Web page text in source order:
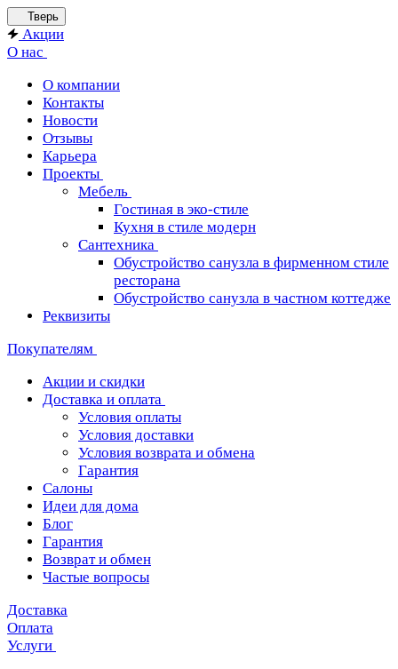
Тверь
Акции
О нас
О компании
Контакты
Новости
Отзывы
Карьера
Проекты
Мебель
Гостиная в эко-стиле
Кухня в стиле модерн
Сантехника
Обустройство санузла в фирменном стиле
ресторана
Обустройство санузла в частном коттедже
Реквизиты
Покупателям
Акции и скидки
Доставка и оплата
Условия оплаты
Условия доставки
Условия возврата и обмена
Гарантия
Салоны
Идеи для дома
Блог
Гарантия
Возврат и обмен
Частые вопросы
Доставка
Оплата
Услуги